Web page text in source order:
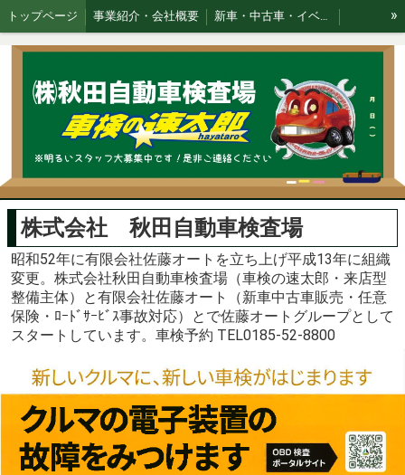
トップページ 事業紹介・会社概要 新車・中古車・イベント
スズキ新型車 keeperコーティング オリックス10000円リース
★消耗・劣化部品等説明資料です★ EverDrive エンジンオイルの必要性
中古車検索機能追加 タイヤプリント現在サービスお休み中 らくらく車検
大雪時等にけん引等する際の注意事項
国土交通省東北局長賞写真ページ
»
株式会社 秋田自動車検査場
昭和52年に有限会社佐藤オートを立ち上げ平成13年に組織
変更。株式会社秋田自動車検査場（車検の速太郎・来店型
整備主体）と有限会社佐藤オート（新車中古車販売・任意
保険・ﾛｰﾄﾞｻｰﾋﾞｽ事故対応）とで佐藤オートグループとして
スタートしています。車検予約 TEL0185-52-8800